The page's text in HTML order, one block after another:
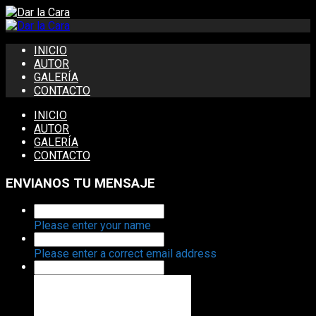
INICIO
AUTOR
GALERÍA
CONTACTO
INICIO
AUTOR
GALERÍA
CONTACTO
ENVIANOS TU MENSAJE
Please enter your name
Please enter a correct email address